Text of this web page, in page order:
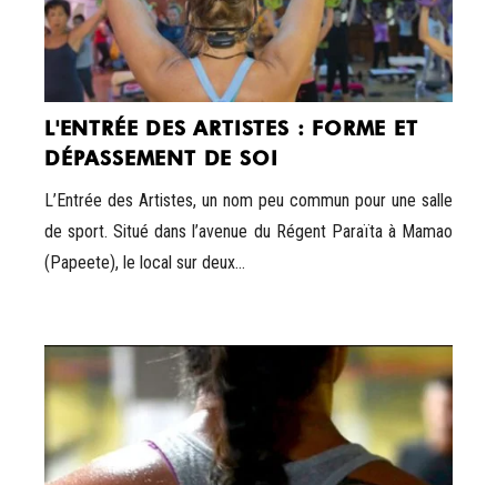
L'ENTRÉE DES ARTISTES : FORME ET
DÉPASSEMENT DE SOI
L’Entrée des Artistes, un nom peu commun pour une salle
de sport. Situé dans l’avenue du Régent Paraïta à Mamao
(Papeete), le local sur deux...